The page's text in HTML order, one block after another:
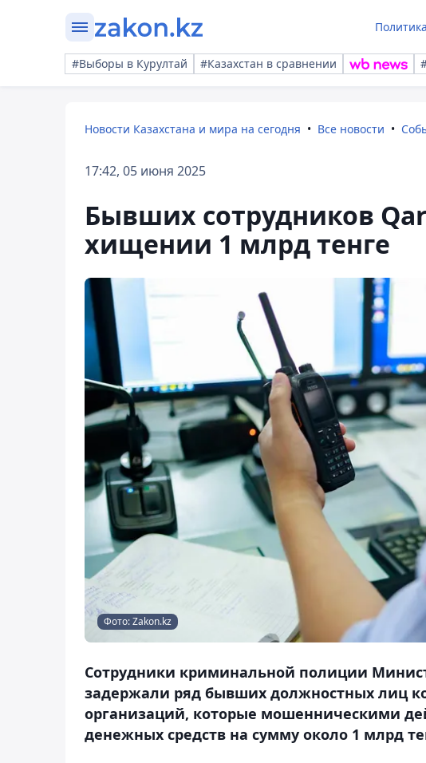
Политика
#Выборы в Курултай #Казахстан в сравнении
Новости Казахстана и мира на сегодня Все новости
17:42, 05 июня 2025
Бывших сотрудников
хищении 1 млрд тенге
Фото: Zakon.kz
Сотрудники криминальной полиции
задержали ряд бывших должностных лиц
организаций, которые мошенническими
денежных средств на сумму около 1 млрд